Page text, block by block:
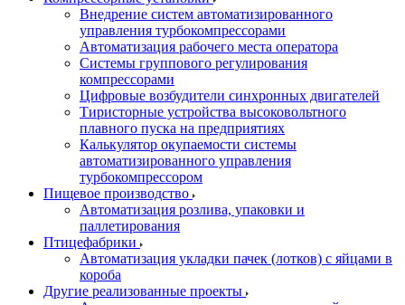
Внедрение систем автоматизированного
управления турбокомпрессорами
Автоматизация рабочего места оператора
Системы группового регулирования
компрессорами
Цифровые возбудители синхронных двигателей
Тиристорные устройства высоковольтного
плавного пуска на предприятиях
Калькулятор окупаемости системы
автоматизированного управления
турбокомпрессором
Пищевое производство
Автоматизация розлива, упаковки и
паллетирования
Птицефабрики
Автоматизация укладки пачек (лотков) с яйцами в
короба
Другие реализованные проекты